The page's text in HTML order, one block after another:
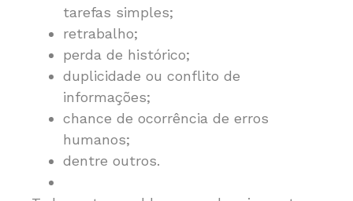
tarefas simples;
retrabalho;
perda de histórico;
duplicidade ou conflito de
informações;
chance de ocorrência de erros
humanos;
dentre outros.